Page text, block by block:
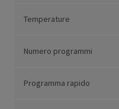
Temperature
Numero programmi
Programma rapido